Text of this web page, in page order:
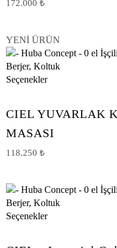
172.000 ₺
YENİ ÜRÜN
Seçenekler
CIEL YUVARLAK
MASASI
118.250 ₺
Seçenekler